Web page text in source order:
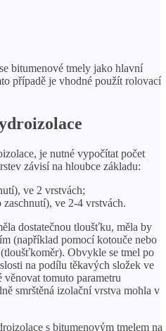
bitumenové tmely jako hlavní
případě je vhodné použít rolovací
je nutné vypočítat počet
závisí na hloubce základu:
ve 2 vrstvách;
ve 2-4 vrstvách.
dostatečnou tloušťku, měla by
(například pomocí kotouče nebo
Obvykle se tmel po
na podílu těkavých složek ve
věnovat tomuto parametru
smrštěná izolační vrstva mohla v
s bitumenovým tmelem na